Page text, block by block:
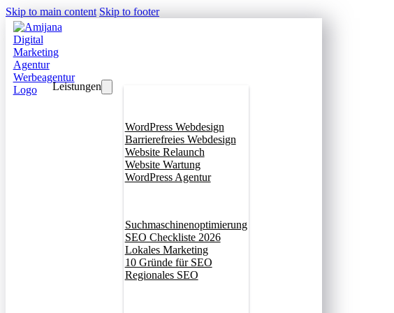
Skip to main content Skip to footer
Leistungen
WordPress Webdesign
Barrierefreies Webdesign
Website Relaunch
Website Wartung
WordPress Agentur
Suchmaschinenoptimierung
SEO Checkliste 2026
Lokales Marketing
10 Gründe für SEO
Regionales SEO